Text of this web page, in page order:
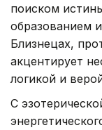
поиском
образованием
Близнецах,
акцентирует
логикой и
С